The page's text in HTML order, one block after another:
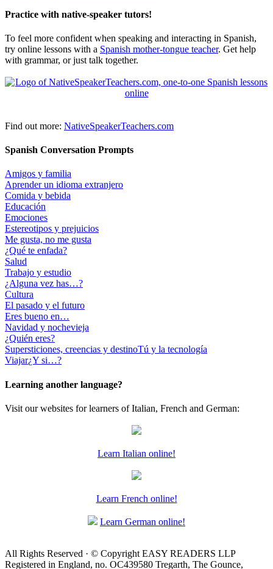
Practice with native-speaker tutors!
To feel more confident when speaking and interacting in Spanish,
try online lessons with a Spanish mother-tongue teacher. Get help
with grammar, or just talk together.
Find out more: NativeSpeakerTeachers.com
Spanish Conversation Prompts
Amigos y familia
Aprender un idioma extranjero
Comida y bebida
Educación
Emociones
Estereotipos y prejuicios
Me gusta, no me gusta
¿Qué te enfada?
Salud
Trabajo y estudio
¿Alguna vez has…?
Cultura
El pasado y el futuro
Eres bueno en…
Navidad y nochevieja
¿Quién eres?
Supersticiones, creencias y destinoTú y la tecnología
Viajar¿Y si…?
Learning another language?
Visit our websites for learners of Italian, French and German:
Learn Italian online!
Learn French online!
Learn German online!
All Rights Reserved · © Copyright EASY READERS LLP
Registered in England, no. OC439580 Tregarth, The Gounce,